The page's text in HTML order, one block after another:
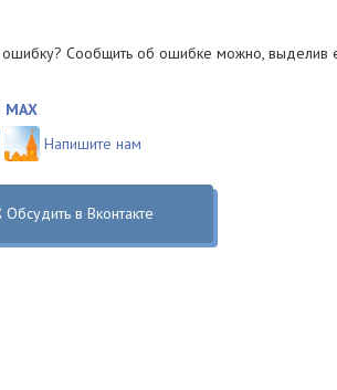
Cообщить об ошибке можно, выделив
MAX
Напишите нам
Обсудить в Вконтакте